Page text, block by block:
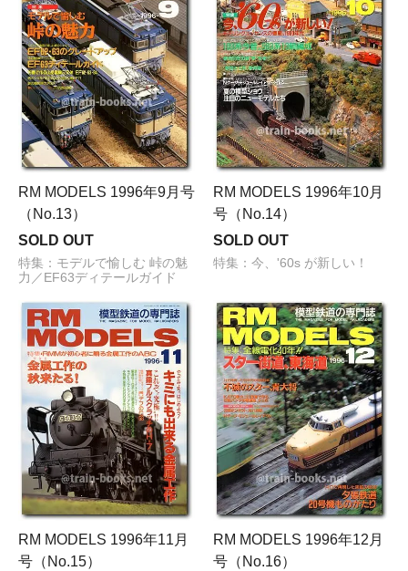
RM MODELS 1996年9月号
（No.13）
SOLD OUT
特集：モデルで愉しむ 峠の魅
力／EF63ディテールガイド
RM MODELS 1996年10月
号（No.14）
SOLD OUT
特集：今、'60s が新しい！
RM MODELS 1996年11月
号（No.15）
RM MODELS 1996年12月
号（No.16）